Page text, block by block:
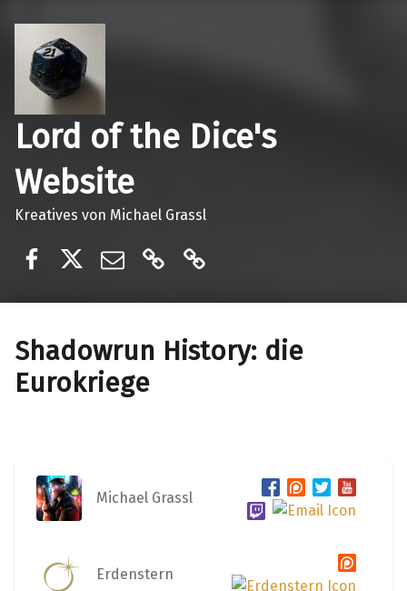
Lord of the Dice's
Website
Kreatives von Michael Grassl
Shadowrun History: die
Eurokriege
Michael Grassl
Erdenstern